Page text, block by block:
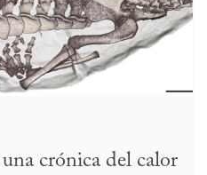
crónica del calor